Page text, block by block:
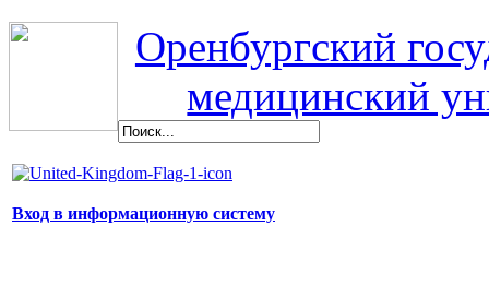
Оренбургский
медицинский
Вход в информационную систему